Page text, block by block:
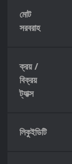
মোট
সরবরাহ
ক্রয় /
বিক্রয়
ট্যাক্স
লিকুইডিটি